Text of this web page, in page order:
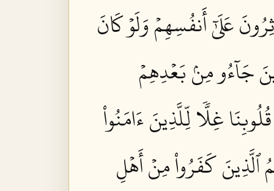
عَلَىٰٓ أَنفُسِهِمۡ وَلَوۡ كَانَ
جَآءُو مِنۢ بَعۡدِهِمۡ
غِلّٗا لِّلَّذِينَ ءَامَنُواْ
ٱلَّذِينَ كَفَرُواْ مِنۡ أَهۡلِ